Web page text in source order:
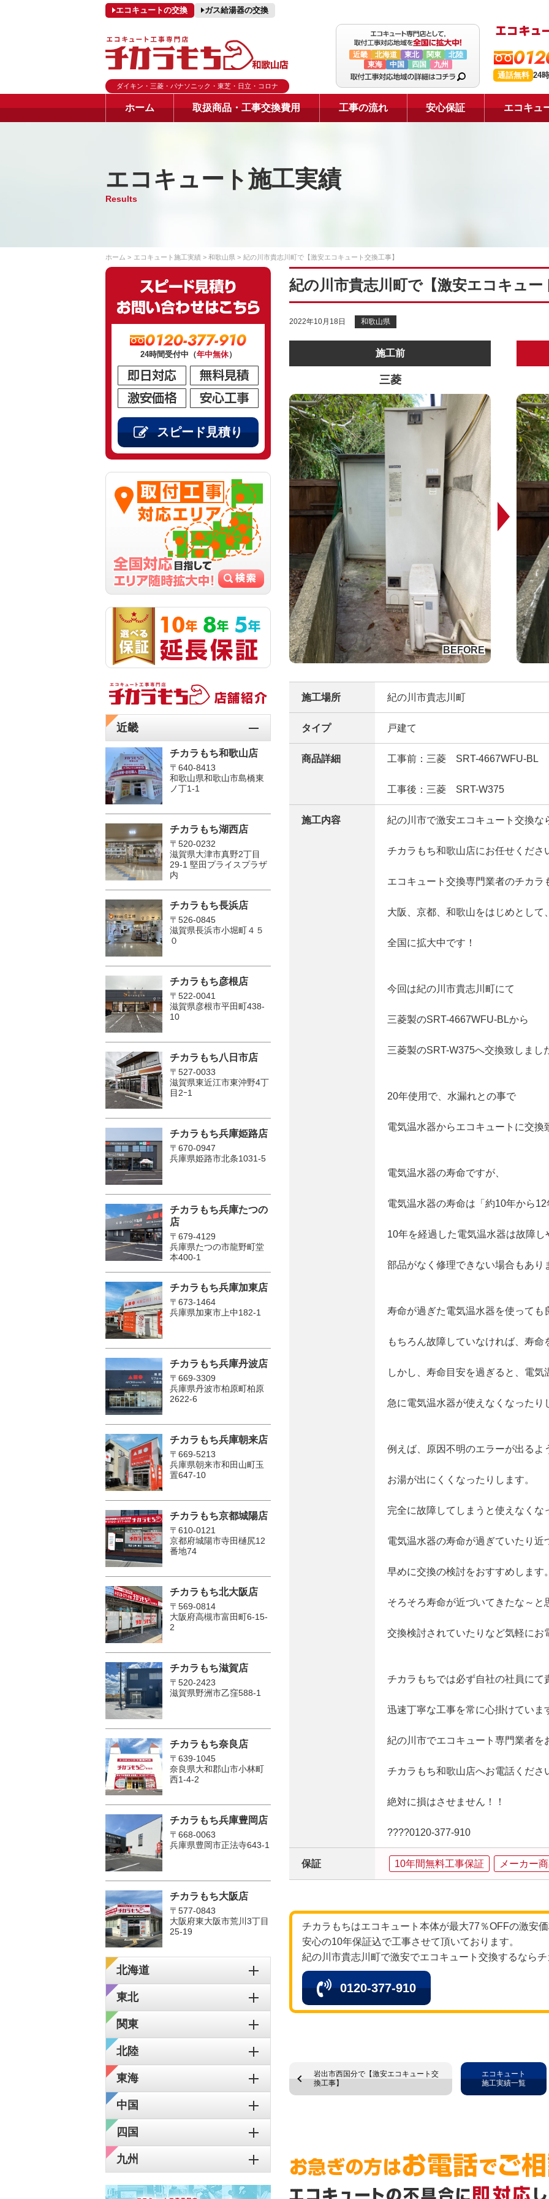
エコキュートの交換 ガス給湯器の交換
ダイキン・三菱・パナソニック・東芝・日立・コロナ
近畿 北海道 東北 関東
北陸
東海
中国 四国 九州
通話無料 24
ホーム 取扱商品・工事交換費用 工事の流れ 安心保証 エコキュ
エコキュート施工実績
Results
ホーム エコキュート施工実績 和歌山県 紀の川市貴志川町で【激安エコキュート交換工事】
紀の川市貴志川町で【激安エコキュー
2022年10月18日 和歌山県
施工前
三菱
施工場所 紀の川市貴志川町
タイプ 戸建て
商品詳細 工事前：三菱 SRT-4667WFU-BL
工事後：三菱 SRT-W375
施工内容 紀の川市で激安エコキュート交換な
チカラもち和歌山店にお任せくださ
エコキュート交換専門業者のチカラ
大阪、京都、和歌山をはじめとして
全国に拡大中です！
今回は紀の川市貴志川町にて
三菱製のSRT-4667WFU-BLから
三菱製のSRT-W375へ交換致しまし
20年使用で、水漏れとの事で
電気温水器からエコキュートに交換
電気温水器の寿命ですが、
電気温水器の寿命は「約10年から
10年を経過した電気温水器は故障し
部品がなく修理できない場合もあり
寿命が過ぎた電気温水器を使っても
もちろん故障していなければ、寿
しかし、寿命目安を過ぎると、電
急に電気温水器が使えなくなったり
例えば、原因不明のエラーが出るよ
お湯が出にくくなったりします。
完全に故障してしまうと使えなくな
電気温水器の寿命が過ぎていたり近
早めに交換の検討をおすすめします
そろそろ寿命が近づいてきたな～と
交換検討されていたりなど気軽にお
チカラもちでは必ず自社の社員にて
迅速丁寧な工事を常に心掛けていま
紀の川市でエコキュート専門業者を
チカラもち和歌山店へお電話くださ
絶対に損はさせません！！
????0120‐377‐910
保証 10年間無料工事保証 メーカー
チカラもちはエコキュート本体が最大77％OFFの激安
安心の10年保証込で工事させて頂いております。
紀の川市貴志川町で激安でエコキュート交換するなら
0120-377-910
岩出市西国分で【激安エコキュート交
換工事】
エコキュート
施工実績一覧
0120-377-910
24時間受付中（年中無休）
スピード見積り
近畿
チカラもち和歌山店
〒640-8413
和歌山県和歌山市島橋東
ノ丁1-1
チカラもち湖西店
〒520-0232
滋賀県大津市真野2丁目
29-1 堅田プライスプラザ
内
チカラもち長浜店
〒526-0845
滋賀県長浜市小堀町４５
０
チカラもち彦根店
〒522-0041
滋賀県彦根市平田町438-
10
チカラもち八日市店
〒527-0033
滋賀県東近江市東沖野4丁
目2ｰ1
チカラもち兵庫姫路店
〒670-0947
兵庫県姫路市北条1031-5
チカラもち兵庫たつの
店
〒679-4129
兵庫県たつの市龍野町堂
本400-1
チカラもち兵庫加東店
〒673-1464
兵庫県加東市上中182-1
チカラもち兵庫丹波店
〒669-3309
兵庫県丹波市柏原町柏原
2622-6
チカラもち兵庫朝来店
〒669-5213
兵庫県朝来市和田山町玉
置647-10
チカラもち京都城陽店
〒610-0121
京都府城陽市寺田樋尻12
番地74
チカラもち北大阪店
〒569-0814
大阪府高槻市富田町6-15-
2
チカラもち滋賀店
〒520-2423
滋賀県野洲市乙窪588-1
チカラもち奈良店
〒639-1045
奈良県大和郡山市小林町
西1-4-2
チカラもち兵庫豊岡店
〒668-0063
兵庫県豊岡市正法寺643-1
チカラもち大阪店
〒577-0843
大阪府東大阪市荒川3丁目
25-19
北海道
東北
関東
北陸
東海
中国
四国
九州